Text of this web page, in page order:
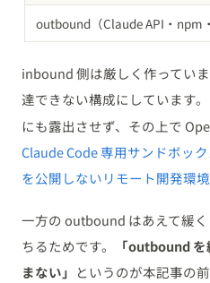
outbound（Claude API・npm
inbound 側は厳しく作ってい
達できない構成にしています
にも露出させず、その上で
Claude Code 専用サンドボッ
を公開しないリモート開発環
一方の outbound はあえて緩
ちるためです。
「outbound
まない」 というのが本記事の前